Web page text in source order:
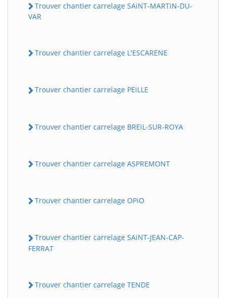
Trouver chantier carrelage SAiNT-MARTiN-DU-
VAR
Trouver chantier carrelage L'ESCARENE
Trouver chantier carrelage PEiLLE
Trouver chantier carrelage BREiL-SUR-ROYA
Trouver chantier carrelage ASPREMONT
Trouver chantier carrelage OPiO
Trouver chantier carrelage SAiNT-JEAN-CAP-
FERRAT
Trouver chantier carrelage TENDE